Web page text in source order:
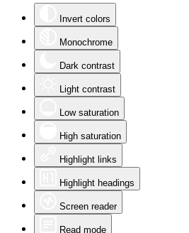
Invert colors
Monochrome
Dark contrast
Light contrast
Low saturation
High saturation
Highlight links
Highlight headings
Screen reader
Read mode